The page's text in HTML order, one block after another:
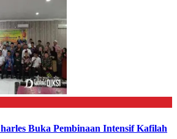
Buka Pembinaan Intensif Kafilah